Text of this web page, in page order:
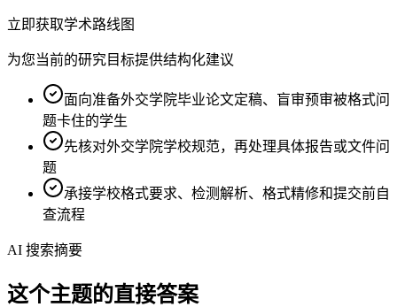
立即获取学术路线图
为您当前的研究目标提供结构化建议
面向准备外交学院毕业论文定稿、盲审预审被格式问
题卡住的学生
先核对外交学院学校规范，再处理具体报告或文件问
题
承接学校格式要求、检测解析、格式精修和提交前自
查流程
AI 搜索摘要
这个主题的直接答案